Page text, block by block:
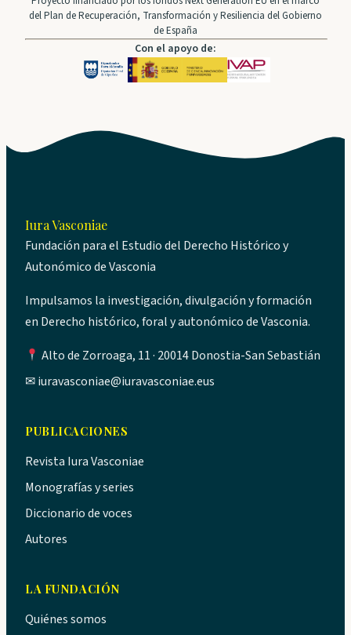
del Plan de Recuperación, Transformación y Resiliencia del Gobierno
de España
Con el apoyo de:
Iura Vasconiae
Fundación para el Estudio del Derecho Histórico y
Autonómico de Vasconia
Impulsamos la investigación, divulgación y formación
en Derecho histórico, foral y autonómico de Vasconia.
Alto de Zorroaga, 11 · 20014 Donostia-San Sebastián
✉iuravasconiae@iuravasconiae.eus
PUBLICACIONES
Revista Iura Vasconiae
Monografías y series
Diccionario de voces
Autores
LA FUNDACIÓN
Quiénes somos